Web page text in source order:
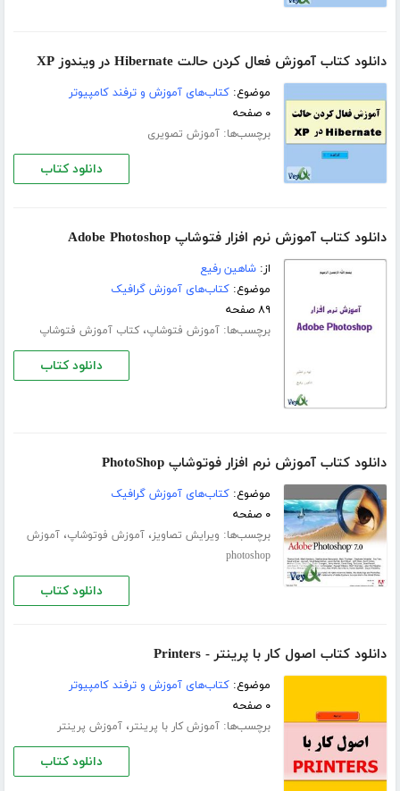
دانلود کتاب آموزش فعال کردن حالت Hibernate در ویندوز XP
موضوع:کتاب‌های آموزش و ترفند کامپیوتر
۰ صفحه
برچسب‌ها:آموزش تصویری
دانلود کتاب
دانلود کتاب آموزش نرم افزار فتوشاپ Adobe Photoshop
از:شاهین رفیع
موضوع:کتاب‌های آموزش گرافیک
۸۹ صفحه
برچسب‌ها:آموزش فتوشاپ،کتاب آموزش فتوشاپ
دانلود کتاب
دانلود کتاب آموزش نرم افزار فوتوشاپ PhotoShop
موضوع:کتاب‌های آموزش گرافیک
۰ صفحه
برچسب‌ها: ویرایش تصاویز،آموزش فوتوشاپ،آموزش
photoshop
دانلود کتاب
دانلود کتاب اصول کار با پرینتر - Printers
موضوع:کتاب‌های آموزش و ترفند کامپیوتر
۰ صفحه
برچسب‌ها:آموزش کار با پرینتر،آموزش پرینتر
دانلود کتاب